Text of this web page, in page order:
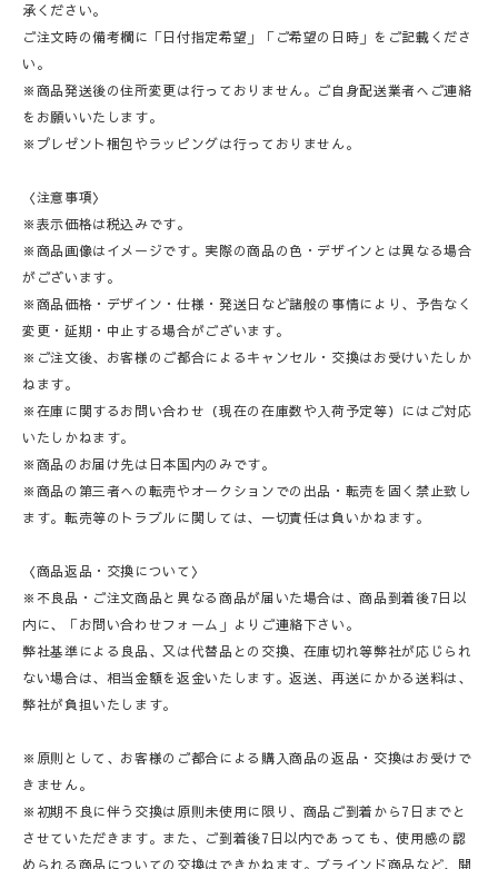
承ください。
ご注文時の備考欄に「日付指定希望」「ご希望の日時」をご記載くださ
い。
※商品発送後の住所変更は行っておりません。ご自身配送業者へご連絡
をお願いいたします。
※プレゼント梱包やラッピングは行っておりません。
〈注意事項〉
※表示価格は税込みです。
※商品画像はイメージです。実際の商品の色・デザインとは異なる場合
がございます。
※商品価格・デザイン・仕様・発送日など諸般の事情により、予告なく
変更・延期・中止する場合がございます。
※ご注文後、お客様のご都合によるキャンセル・交換はお受けいたしか
ねます。
※在庫に関するお問い合わせ（現在の在庫数や入荷予定等）にはご対応
いたしかねます。
※商品のお届け先は日本国内のみです。
※商品の第三者への転売やオークションでの出品・転売を固く禁止致し
ます。転売等のトラブルに関しては、一切責任は負いかねます。
〈商品返品・交換について〉
※不良品・ご注文商品と異なる商品が届いた場合は、商品到着後7日以
内に、「お問い合わせフォーム」よりご連絡下さい。
弊社基準による良品、又は代替品との交換、在庫切れ等弊社が応じられ
ない場合は、相当金額を返金いたします。返送、再送にかかる送料は、
弊社が負担いたします。
※原則として、お客様のご都合による購入商品の返品・交換はお受けで
きません。
※初期不良に伴う交換は原則未使用に限り、商品ご到着から7日までと
させていただきます。また、ご到着後7日以内であっても、使用感の認
められる商品についての交換はできかねます。ブラインド商品など、開